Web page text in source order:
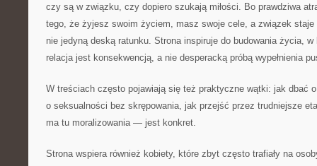
czy są w związku, czy dopiero szukają miłości. Bo prawdziwa
tego, że żyjesz swoim życiem, masz swoje cele, a związek
nie jedyną deską ratunku. Strona inspiruje do budowania życia, w
relacja jest konsekwencją, a nie desperacką próbą wypełnienia
W treściach często pojawiają się też praktyczne wątki: jak dbać
o seksualności bez skrępowania, jak przejść przez trudniejsze
ma tu moralizowania — jest konkret.
Strona wspiera również kobiety, które zbyt często trafiały na